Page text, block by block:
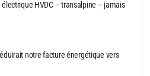
HVDC – transalpine – jamais
notre facture énergétique vers